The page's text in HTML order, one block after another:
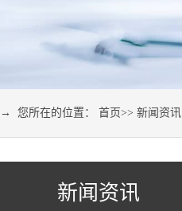
→ 您所在的位置： 首页>> 新闻资讯
新闻资讯